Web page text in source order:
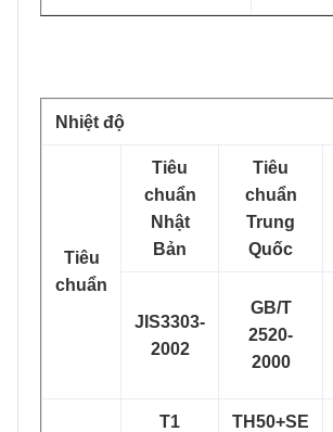
Nhiệt độ
Tiêu
chuẩn
Tiêu
chuẩn
Nhật
Bản
Tiêu
chuẩn
Trung
Quốc
JIS3303-
2002
GB/T
2520-
2000
T1 TH50+SE